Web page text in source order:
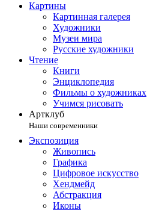
Картины
Картинная галерея
Художники
Музеи мира
Русские художники
Чтение
Книги
Энциклопедия
Фильмы о художниках
Учимся рисовать
Артклуб
Наши современники
Экспозиция
Живопись
Графика
Цифровое искусство
Хендмейд
Абстракция
Иконы